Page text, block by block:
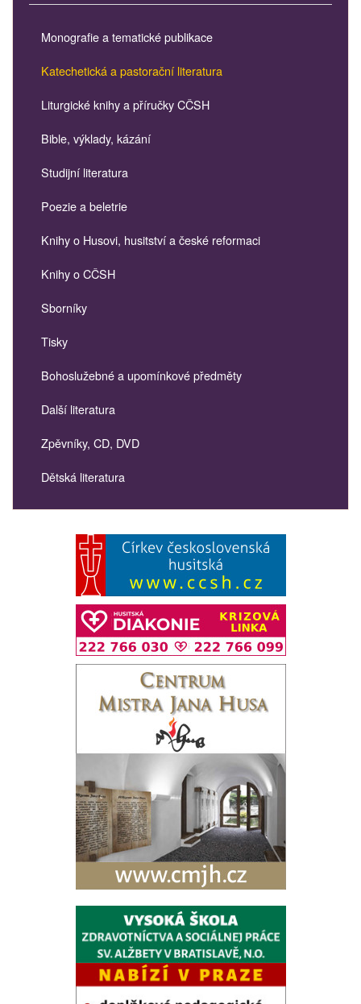
Monografie a tematické publikace
Katechetická a pastorační literatura
Liturgické knihy a příručky CČSH
Bible, výklady, kázání
Studijní literatura
Poezie a beletrie
Knihy o Husovi, husitství a české reformaci
Knihy o CČSH
Sborníky
Tisky
Bohoslužebné a upomínkové předměty
Další literatura
Zpěvníky, CD, DVD
Dětská literatura